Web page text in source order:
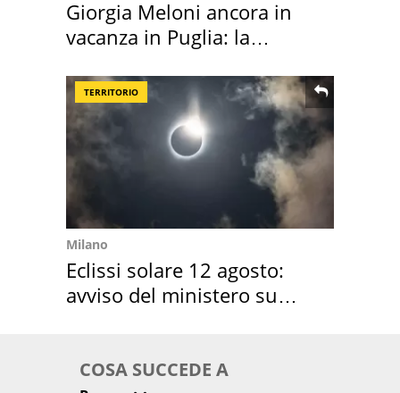
Giorgia Meloni ancora in
vacanza in Puglia: la
TERRITORIO
Milano
Eclissi solare 12 agosto:
avviso del ministero su